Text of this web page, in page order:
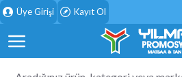
Üye Girişi Kayıt Ol